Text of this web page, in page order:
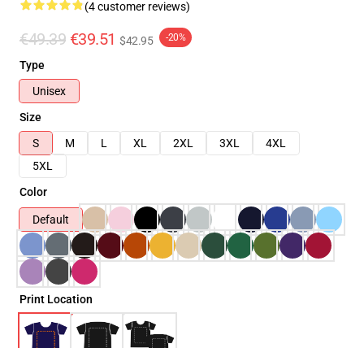
(4 customer reviews)
€49.39 €39.51 $42.95 -20%
Type
Unisex
Size
S
M L XL 2XL 3XL
4XL
5XL
Color
Default
Print Location